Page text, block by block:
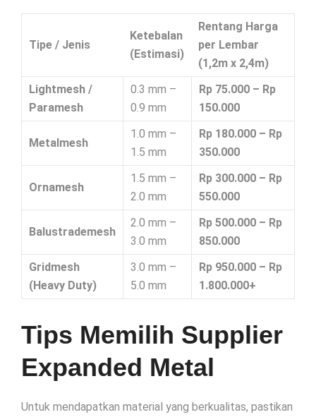
Tipe / Jenis
Ketebalan
(Estimasi)
Rentang Harga
per Lembar
(1,2m x 2,4m)
Lightmesh /
Paramesh
0.3 mm –
0.9 mm
Rp 75.000 – Rp
150.000
Metalmesh
1.0 mm –
1.5 mm
Rp 180.000 – Rp
350.000
Ornamesh
1.5 mm –
2.0 mm
Rp 300.000 – Rp
550.000
Balustrademesh
2.0 mm –
3.0 mm
Rp 500.000 – Rp
850.000
Gridmesh
(Heavy Duty)
3.0 mm –
5.0 mm
Rp 950.000 – Rp
1.800.000+
Tips Memilih Supplier
Expanded Metal
Untuk mendapatkan material yang berkualitas, pastikan